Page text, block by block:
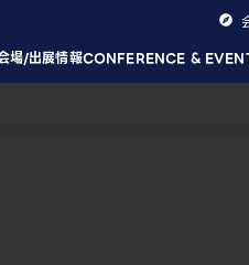
場/出展情報CONFERENCE &